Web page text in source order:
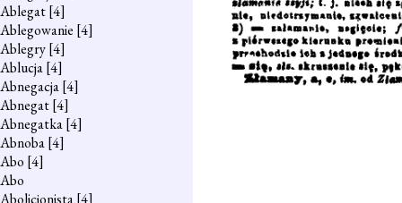
Ablegat[4]
Ablegowanie [4]
Ablegry[4]
Ablucja[4]
Abnegacja[4]
Abnegat[4]
Abnegatka[4]
Abnoba[4]
Abo [4]
Abo
Abolicjonista[4]